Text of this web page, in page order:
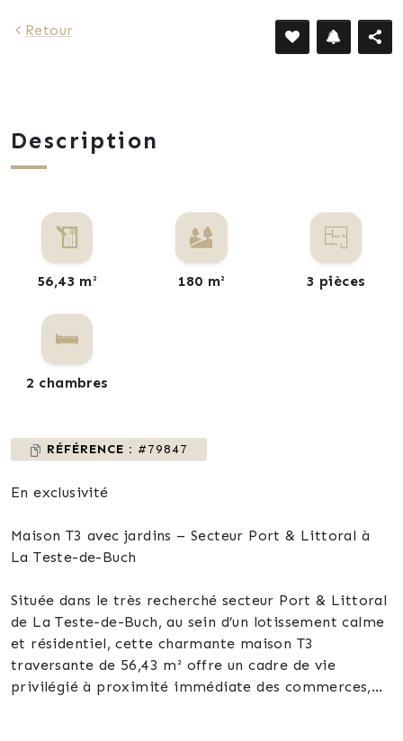
Retour
Description
56,43 m² 180 m² 3 pièces
2 chambres
RÉFÉRENCE : #79847
En exclusivité
Maison T3 avec jardins – Secteur Port & Littoral à
La Teste-de-Buch
Située dans le très recherché secteur Port & Littoral
de La Teste-de-Buch, au sein d’un lotissement calme
et résidentiel, cette charmante maison T3
traversante de 56,43 m² offre un cadre de vie
privilégié à proximité immédiate des commerces,